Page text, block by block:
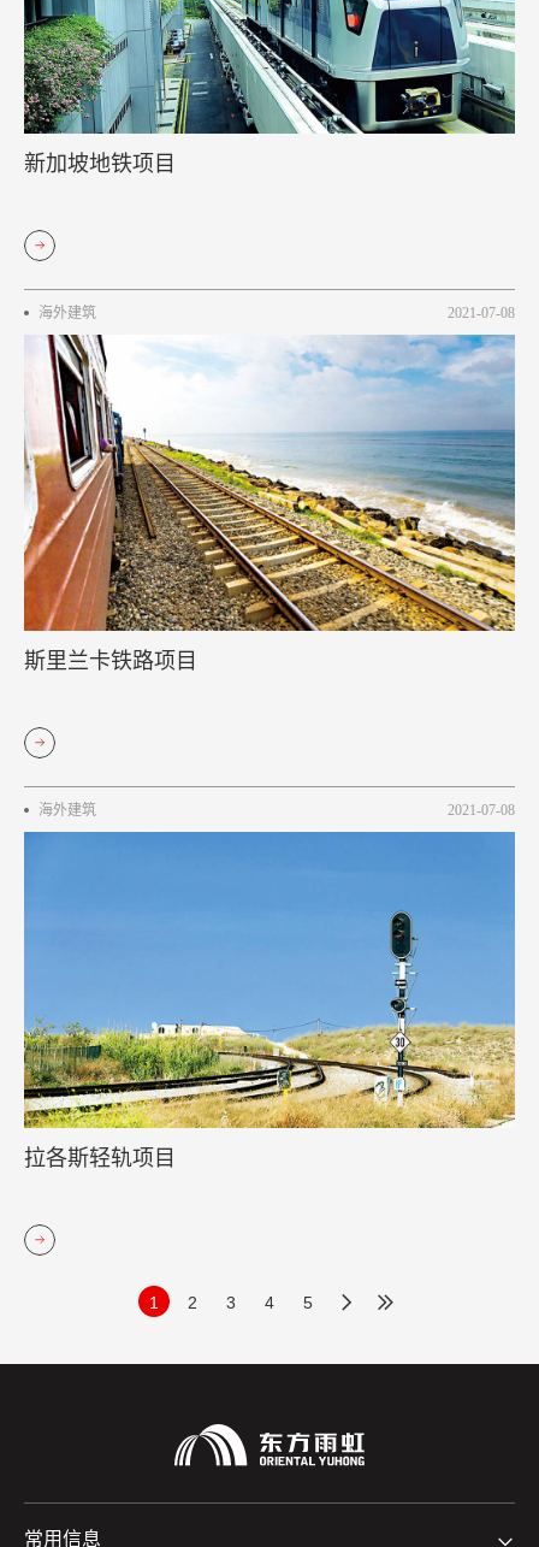
新加坡地铁项目
海外建筑 2021-07-08
斯里兰卡铁路项目
海外建筑 2021-07-08
拉各斯轻轨项目
1 2 3 4 5
常用信息